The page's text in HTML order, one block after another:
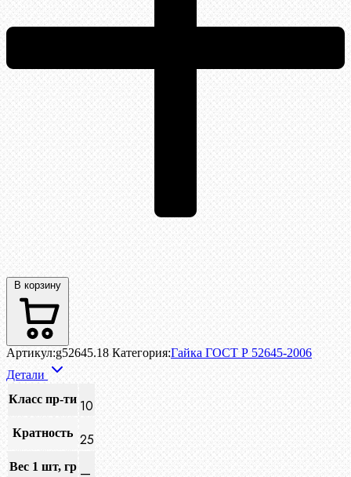
В корзину
Артикул:g52645.18 Категория:Гайка ГОСТ Р 52645-2006
Детали
Класс пр-ти 10
Кратность 25
Вес 1 шт, гр